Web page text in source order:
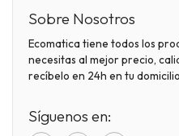
Sobre Nosotros
Ecomatica tiene todos los
necesitas al mejor precio,
recíbelo en 24h en tu
Síguenos en: